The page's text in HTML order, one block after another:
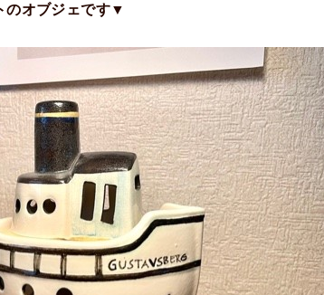
オブジェです▼